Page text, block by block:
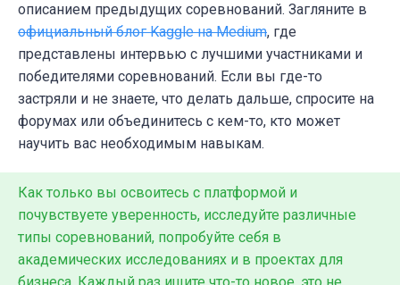
описанием предыдущих соревнований. Загляните в
официальный блог Kaggle на Medium, где
представлены интервью с лучшими участниками и
победителями соревнований. Если вы где-то
застряли и не знаете, что делать дальше, спросите на
форумах или объединитесь с кем-то, кто может
научить вас необходимым навыкам.
Как только вы освоитесь с платформой и
почувствуете уверенность, исследуйте различные
типы соревнований, попробуйте себя в
академических исследованиях и в проектах для